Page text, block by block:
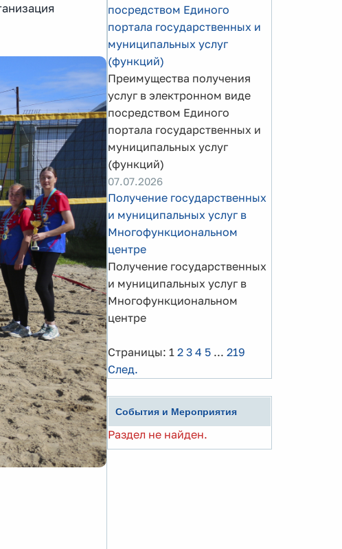
посредством Единого
портала государственных и
муниципальных услуг
(функций)
Преимущества получения
услуг в электронном виде
посредством Единого
портала государственных и
муниципальных услуг
(функций)
07.07.2026
Получение государственных
и муниципальных услуг в
Многофункциональном
центре
Получение государственных
и муниципальных услуг в
Многофункциональном
центре
Страницы: 1 2 3 4 5 ... 219
След.
События и Мероприятия
Раздел не найден.